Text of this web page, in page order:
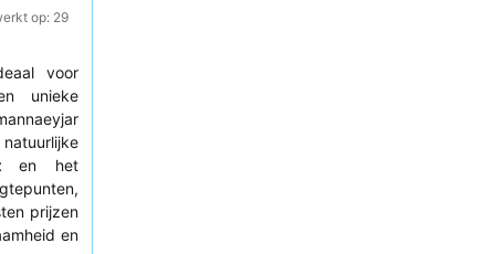
op: 29
voor
unieke
en het
prijzen
en